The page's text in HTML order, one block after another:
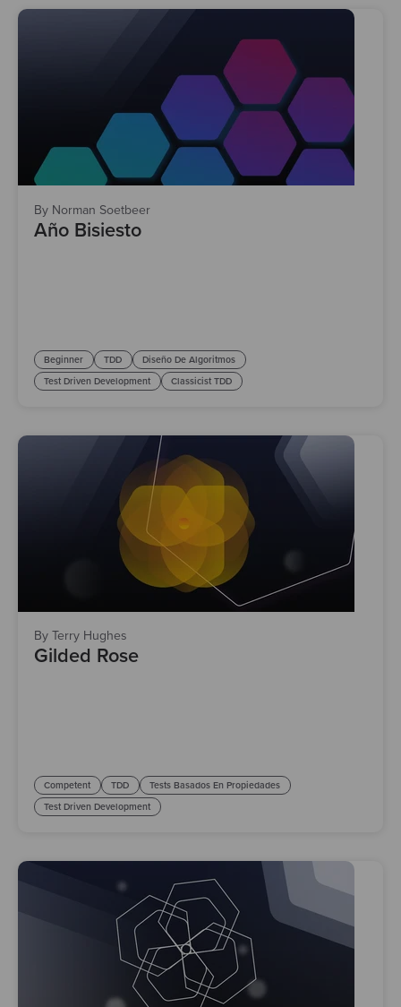
By Norman Soetbeer
Año Bisiesto
Beginner TDD
Diseño De Algoritmos
Test Driven Development
Classicist TDD
By Terry Hughes
Gilded Rose
Competent TDD
Tests Basados En Propiedades
Test Driven Development